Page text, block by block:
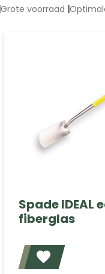
|Grote voorraad |
Spade IDEAL
fiberglas